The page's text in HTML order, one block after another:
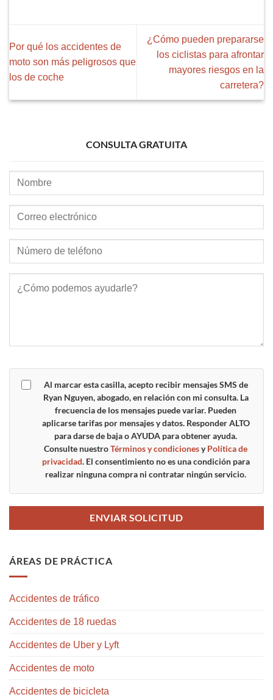
Por qué los accidentes de
moto son más peligrosos que
los de coche
¿Cómo pueden prepararse
los ciclistas para afrontar
mayores riesgos en la
carretera?
CONSULTA GRATUITA
Al marcar esta casilla, acepto recibir mensajes SMS de
Ryan Nguyen, abogado, en relación con mi consulta. La
frecuencia de los mensajes puede variar. Pueden
aplicarse tarifas por mensajes y datos. ResponderALTO
para darse de baja oAYUDA para obtener ayuda.
Consulte nuestroTérminos y condicionesyPolítica de
privacidad. El consentimiento no es una condición para
realizar ninguna compra ni contratar ningún servicio.
ÁREAS DE PRÁCTICA
Accidentes de tráfico
Accidentes de 18 ruedas
Accidentes de Uber y Lyft
Accidentes de moto
Accidentes de bicicleta